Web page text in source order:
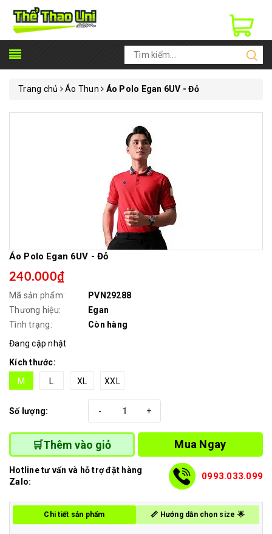
Trang chủ Áo Thun Áo Polo Egan 6UV - Đỏ
Áo Polo Egan 6UV - Đỏ
240.000₫
Mã sản phẩm:
PVN29288
Thương hiệu:
Egan
Tình trạng:
Còn hàng
Đang cập nhật
Kích thước:
M
L XL XXL
Số lượng: +
-
🛒Thêm vào giỏ Mua Ngay
Hotline tư vấn và hỗ trợ đặt hàng
Zalo:
0993.033.099
Chi tiết sản phẩm 📏 Hướng dẫn chọn size 🌟